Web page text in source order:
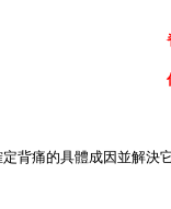
背痛的具體成因並解決它